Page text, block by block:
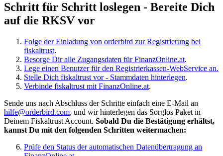
Schritt für Schritt loslegen - Bereite Dich
auf die RKSV vor
Folge der Einladung von orderbird zur Registrierung bei
fiskaltrust.
Besorge Dir alle Zugangsdaten für FinanzOnline.at.
Lege einen Benutzer für den Registrierkassen-WebService an.
Stelle Dich fiskaltrust vor - Stammdaten hinterlegen.
Verbinde fiskaltrust mit FinanzOnline.at.
Sende uns nach Abschluss der Schritte einfach eine E-Mail an
hilfe@orderbird.com, und wir hinterlegen das Sorglos Paket in
Deinem Fiskaltrust Account. Sobald Du die Bestätigung erhältst,
kannst Du mit den folgenden Schritten weitermachen:
Prüfe den Status der automatischen Datenübertragung an